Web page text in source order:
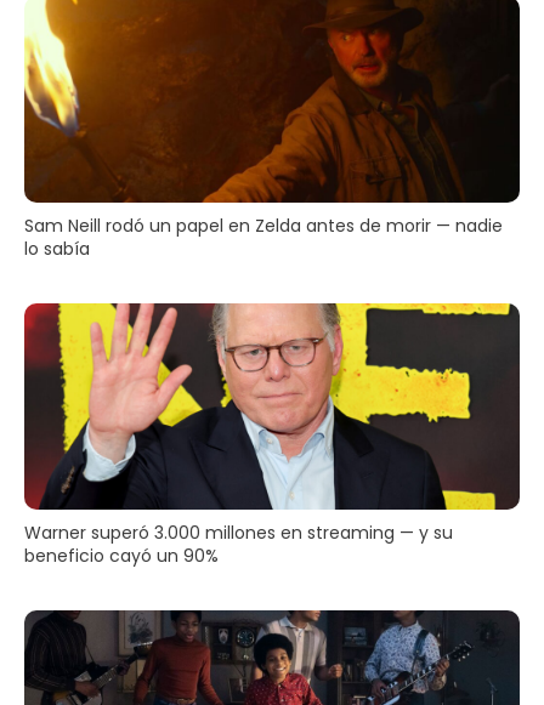
Sam Neill rodó un papel en Zelda antes de morir — nadie
lo sabía
Warner superó 3.000 millones en streaming — y su
beneficio cayó un 90%